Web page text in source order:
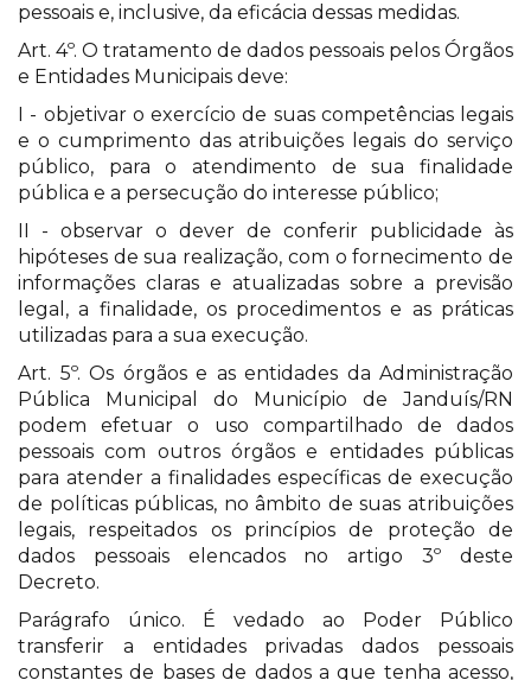
pessoais e, inclusive, da eficácia dessas medidas.
Art. 4º. O tratamento de dados pessoais pelos Órgãos
e Entidades Municipais deve:
I - objetivar o exercício de suas competências legais
e o cumprimento das atribuições legais do serviço
público, para o atendimento de sua finalidade
pública e a persecução do interesse público;
II - observar o dever de conferir publicidade às
hipóteses de sua realização, com o fornecimento de
informações claras e atualizadas sobre a previsão
legal, a finalidade, os procedimentos e as práticas
utilizadas para a sua execução.
Art. 5º. Os órgãos e as entidades da Administração
Pública Municipal do Município de Janduís/RN
podem efetuar o uso compartilhado de dados
pessoais com outros órgãos e entidades públicas
para atender a finalidades específicas de execução
de políticas públicas, no âmbito de suas atribuições
legais, respeitados os princípios de proteção de
dados pessoais elencados no artigo 3º deste
Decreto.
Parágrafo único. É vedado ao Poder Público
transferir a entidades privadas dados pessoais
constantes de bases de dados a que tenha acesso,